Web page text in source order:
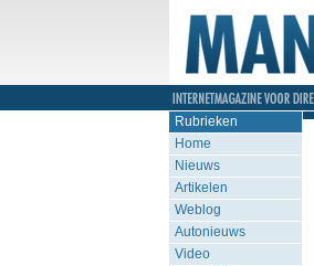
Rubrieken
Home
Nieuws
Artikelen
Weblog
Autonieuws
Video